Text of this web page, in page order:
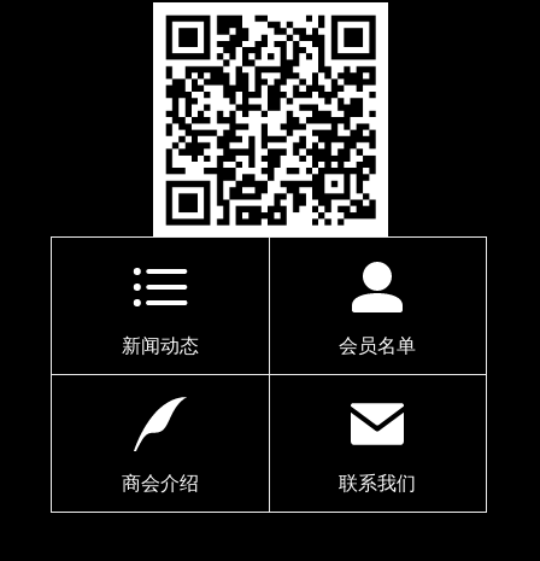
新闻动态 会员名单
商会介绍 联系我们